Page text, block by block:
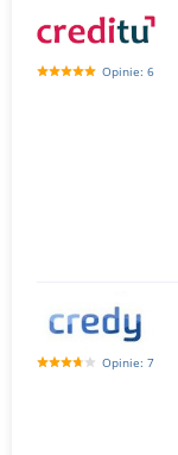
Opinie: 6
Opinie: 7